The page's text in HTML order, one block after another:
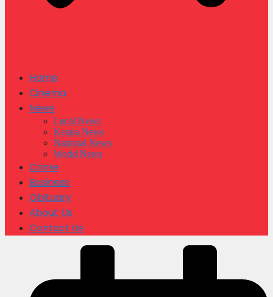
Home
Cinema
News
Local News
Kerala News
National News
World News
Crime
Business
Obituary
About Us
Contact Us